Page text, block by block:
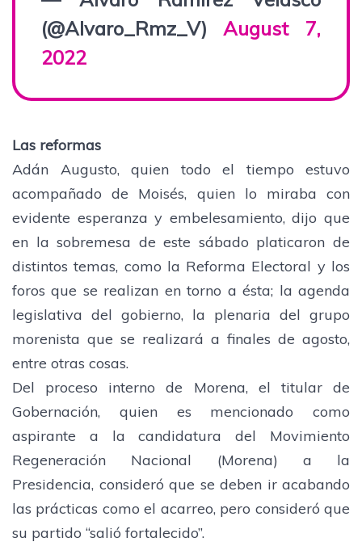
(@Alvaro_Rmz_V) August 7,
2022
Las reformas
Adán Augusto, quien todo el tiempo estuvo
acompañado de Moisés, quien lo miraba con
evidente esperanza y embelesamiento, dijo que
en la sobremesa de este sábado platicaron de
distintos temas, como la Reforma Electoral y los
foros que se realizan en torno a ésta; la agenda
legislativa del gobierno, la plenaria del grupo
morenista que se realizará a finales de agosto,
entre otras cosas.
Del proceso interno de Morena, el titular de
Gobernación, quien es mencionado como
aspirante a la candidatura del Movimiento
Regeneración Nacional (Morena) a la
Presidencia, consideró que se deben ir acabando
las prácticas como el acarreo, pero consideró que
su partido “salió fortalecido”.